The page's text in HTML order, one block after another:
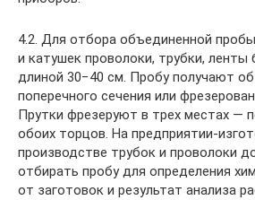
4.2. Для отбора объединенной
и катушек проволоки, трубки, ленты
длиной 30−40 см. Пробу получают
поперечного сечения или
Прутки фрезеруют в трех местах —
обоих торцов. На предприятии-
производстве трубок и проволоки
отбирать пробу для определения
от заготовок и результат анализа